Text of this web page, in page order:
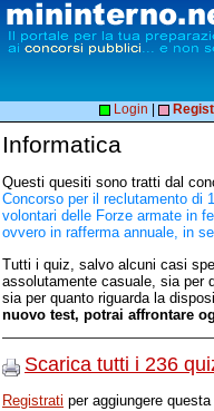
Login
Informatica
Questi quesiti sono tratti dal
Concorso per il reclutamento di
volontari delle Forze armate in
ovvero in rafferma annuale, in
Tutti i quiz, salvo alcuni casi
assolutamente casuale, sia per
sia per quanto riguarda la
nuovo test, potrai affrontare
Scarica tutti i 236
Registrati per aggiungere